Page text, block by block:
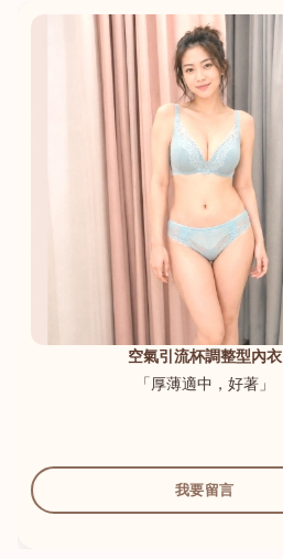
空氣引流杯調整型內衣
「厚薄適中，好著」
我要留言
港澳中文
English